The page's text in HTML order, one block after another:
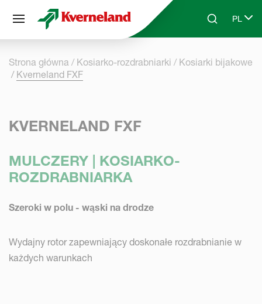
Skip to main contentSearchPL
Select
Strona główna Kosiarko-rozdrabniarki
Kosiarki bijakowe
Kverneland FXF
KVERNELAND FXF
MULCZERY | KOSIARKO-
ROZDRABNIARKA
Szeroki w polu - wąski na drodze
Wydajny rotor zapewniający doskonałe rozdrabnianie w
każdych warunkach
Panel zarządzania plikami cookies